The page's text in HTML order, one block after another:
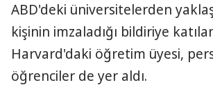
ABD'deki üniversitelerden
kişinin imzaladığı bildiriye
Harvard'daki öğretim üyesi,
öğrenciler de yer aldı.